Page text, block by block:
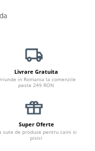
Livrare Gratuita
in Romania la comenzile
peste 249 RON
Super Oferte
sute de produse pentru caini si
pisici